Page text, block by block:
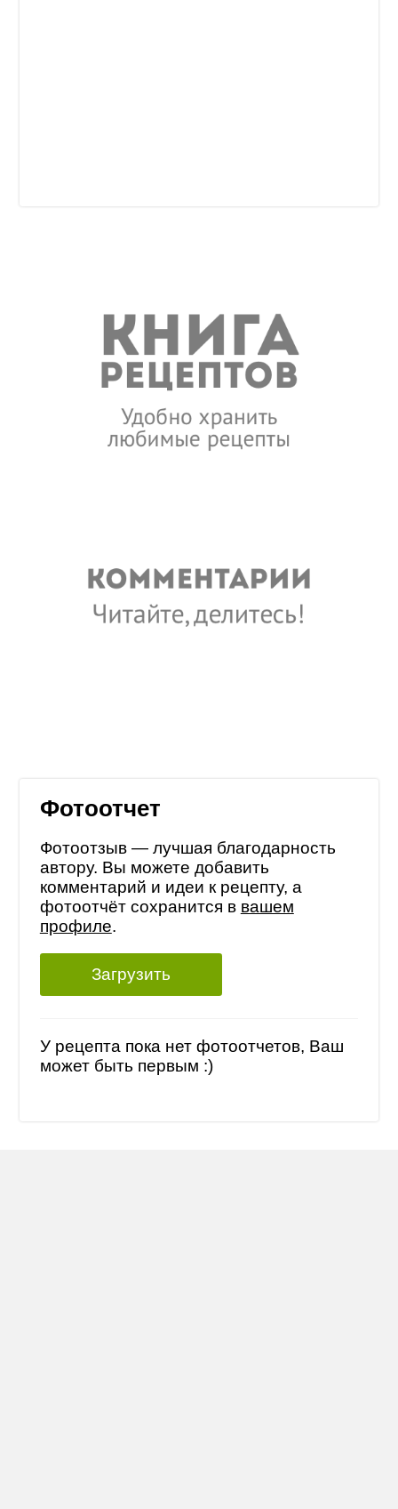
Фотоотчет
Фотоотзыв — лучшая благодарность
автору. Вы можете добавить
комментарий и идеи к рецепту, а
фотоотчёт сохранится в вашем
профиле.
Загрузить
У рецепта пока нет фотоотчетов, Ваш
может быть первым :)